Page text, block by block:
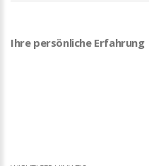
Ihre persönliche Erfahrung